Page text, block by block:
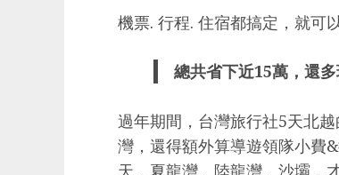
機票. 行程. 住宿都搞定，就可
總共省下近15萬，還
過年期間，台灣旅行社5天北
灣，還得額外算導遊領隊小費
天，夏龍灣、陸龍灣、沙壩，